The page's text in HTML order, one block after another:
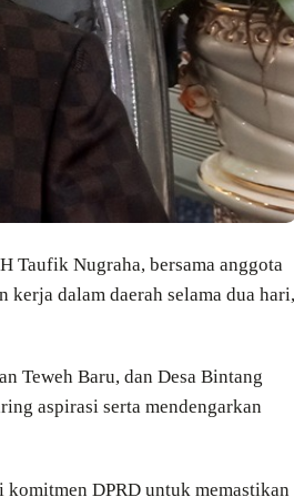
Taufik Nugraha, bersama anggota
kerja dalam daerah selama dua hari,
Teweh Baru, dan Desa Bintang
aspirasi serta mendengarkan
DPRD untuk memastikan